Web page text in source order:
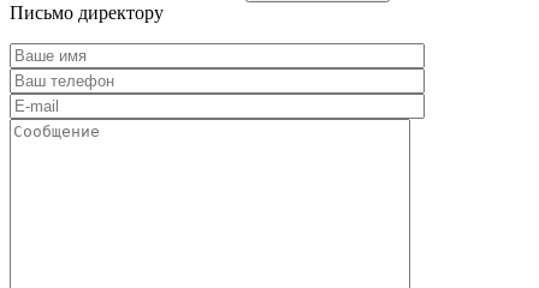
Письмо директору